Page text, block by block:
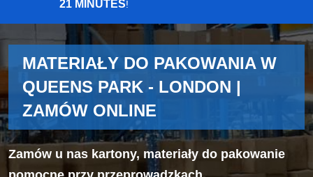
21 MINUTES!
MATERIAŁY DO PAKOWANIA W
QUEENS PARK - LONDON |
ZAMÓW ONLINE
Zamów u nas kartony, materiały do pakowanie